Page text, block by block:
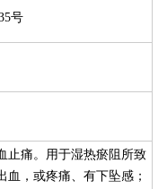
号
止痛。用于湿热瘀阻所致
血，或疼痛、有下坠感；